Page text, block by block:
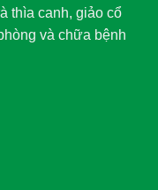
thìa canh, giảo cổ
và chữa bệnh